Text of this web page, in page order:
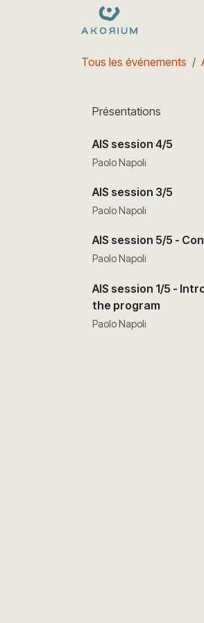
Se rendre au contenu
Tous les événements
Présentations
AIS session 4/5
Paolo Napoli
AIS session 3/5
Paolo Napoli
AIS session 5/5 -
Paolo Napoli
AIS session 1/5 -
the program
Paolo Napoli